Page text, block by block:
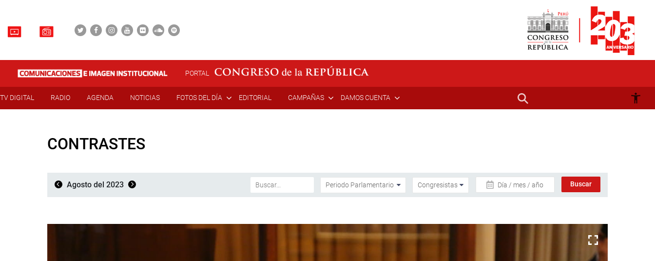
PORTAL
TV DIGITAL RADIO AGENDA NOTICIAS FOTOS DEL DÍA EDITORIAL CAMPAÑAS DAMOS CUENTA
CONTRASTES
Agosto del 2023 Día / mes / año